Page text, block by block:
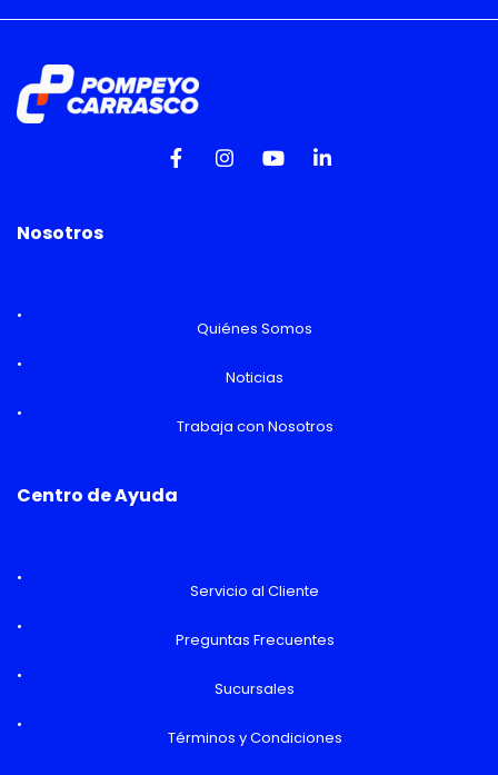
Nosotros
Quiénes Somos
Noticias
Trabaja con Nosotros
Centro de Ayuda
Servicio al Cliente
Preguntas Frecuentes
Sucursales
Términos y Condiciones